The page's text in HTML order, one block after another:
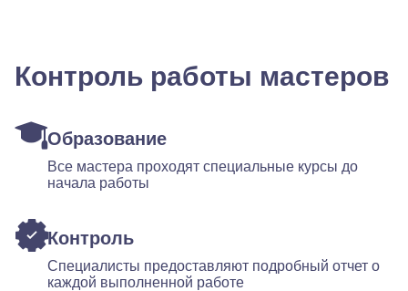
Контроль работы мастеров
Образование
Все мастера проходят специальные курсы до
начала работы
Контроль
Специалисты предоставляют подробный отчет о
каждой выполненной работе